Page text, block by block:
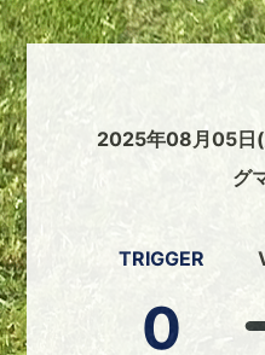
2025年08月05日
グ
TRIGGER
0